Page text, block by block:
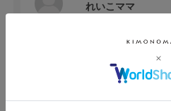
れいこママ
足袋をはく時の足首のきつさにな